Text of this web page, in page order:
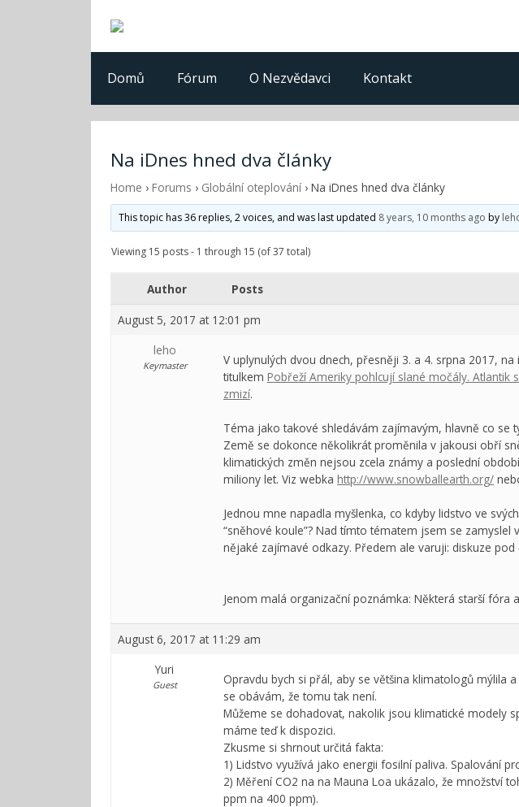
Domů Fórum O Nezvědavci Kontakt
Na iDnes hned dva články
Home › Forums › Globální oteplování › Na iDnes hned dva články
This topic has 36 replies, 2 voices, and was last updated 8 years, 10 months ago by
Viewing 15 posts - 1 through 15 (of 37 total)
Author
Posts
August 5, 2017 at 12:01 pm
leho
Keymaster
V uplynulých dvou dnech, přesněji 3. a 4. srpna 2017,
titulkem Pobřeží Ameriky pohlcují slané močály. Atlantik
zmizí.
Téma jako takové shledávám zajímavým, hlavně co se
Země se dokonce několikrát proměnila v jakousi obří
klimatických změn nejsou zcela známy a poslední
miliony let. Viz webka http://www.snowballearth.org/
Jednou mne napadla myšlenka, co kdyby lidstvo ve
“sněhové koule”? Nad tímto tématem jsem se zamyslel
nějaké zajímavé odkazy. Předem ale varuji: diskuze
Jenom malá organizační poznámka: Některá starší fóra
August 6, 2017 at 11:29 am
Yuri
Guest
Opravdu bych si přál, aby se většina klimatologů mýlila
se obávám, že tomu tak není.
Můžeme se dohadovat, nakolik jsou klimatické modely
máme teď k dispozici.
Zkusme si shrnout určitá fakta:
1) Lidstvo využívá jako energii fosilní paliva. Spalování
2) Měření CO2 na na Mauna Loa ukázalo, že množství
ppm na 400 ppm).